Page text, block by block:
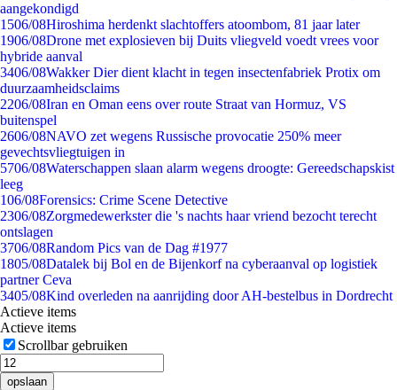
aangekondigd
1506/08Hiroshima herdenkt slachtoffers atoombom, 81 jaar later
1906/08Drone met explosieven bij Duits vliegveld voedt vrees voor
hybride aanval
3406/08Wakker Dier dient klacht in tegen insectenfabriek Protix om
duurzaamheidsclaims
2206/08Iran en Oman eens over route Straat van Hormuz, VS
buitenspel
2606/08NAVO zet wegens Russische provocatie 250% meer
gevechtsvliegtuigen in
5706/08Waterschappen slaan alarm wegens droogte: Gereedschapskist
leeg
106/08Forensics: Crime Scene Detective
2306/08Zorgmedewerkster die 's nachts haar vriend bezocht terecht
ontslagen
3706/08Random Pics van de Dag #1977
1805/08Datalek bij Bol en de Bijenkorf na cyberaanval op logistiek
partner Ceva
3405/08Kind overleden na aanrijding door AH-bestelbus in Dordrecht
Actieve items
Actieve items
Scrollbar gebruiken
opslaan